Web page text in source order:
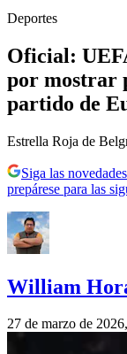
Deportes
Oficial:
por mostrar
partido de
Estrella Roja de
Siga las
prepárese para las
William
27 de marzo de